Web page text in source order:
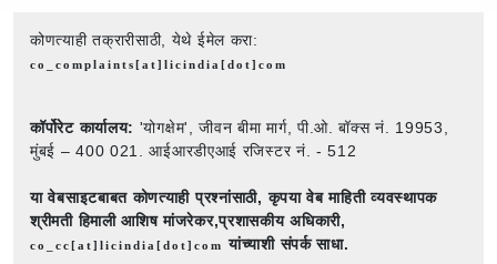
कोणत्याही तक्रारीसाठी, येथे ईमेल करा:
co_complaints[at]licindia[dot]com
कॉर्पोरेट कार्यालय: 'योगक्षेम', जीवन बीमा मार्ग, पी.ओ. बॉक्स नं. 19953,
मुंबई – 400 021. आईआरडीएआई रजिस्टर नं. - 512
या वेबसाइटबाबत कोणत्याही प्रश्नांसाठी, कृपया वेब माहिती व्यवस्थापक
श्रीमती हिमाली आशिष मांजरेकर,प्रशासकीय अधिकारी,
co_cc[at]licindia[dot]comयांच्याशी संपर्क साधा.